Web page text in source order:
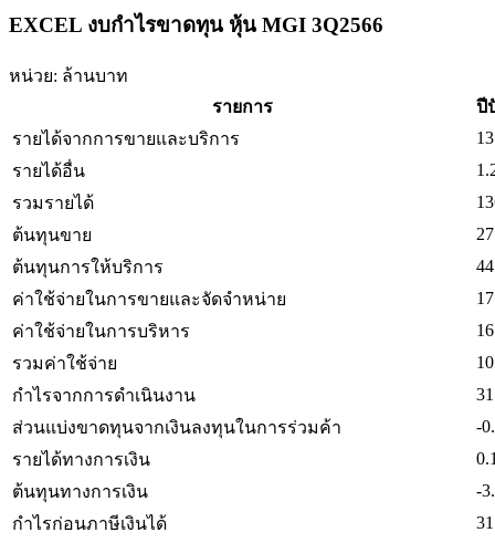
EXCEL งบกำไรขาดทุน หุ้น MGI 3Q2566
หน่วย: ล้านบาท
รายการ
ปี
รายได้จากการขายและบริการ
รายได้อื่น
รวมรายได้
ต้นทุนขาย
ต้นทุนการให้บริการ
ค่าใช้จ่ายในการขายและจัดจำหน่าย
ค่าใช้จ่ายในการบริหาร
รวมค่าใช้จ่าย
กำไรจากการดำเนินงาน
ส่วนแบ่งขาดทุนจากเงินลงทุนในการร่วมค้า
-
รายได้ทางการเงิน
ต้นทุนทางการเงิน
-
กำไรก่อนภาษีเงินได้